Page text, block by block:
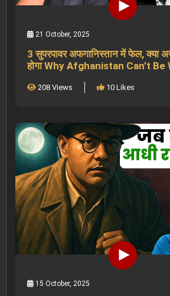
21 October, 2025
3 सुपरपावर अफगानिस्तान में फेल, क्या
होगा Why Afghanistan Can’t
208 Views 10 Likes
15 October, 2025